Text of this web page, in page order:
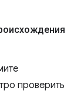
проверить